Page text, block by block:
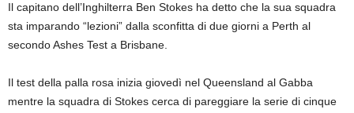
Il capitano dell’Inghilterra Ben Stokes ha detto che la sua squadra
sta imparando “lezioni” dalla sconfitta di due giorni a Perth al
secondo Ashes Test a Brisbane.
Il test della palla rosa inizia giovedì nel Queensland al Gabba
mentre la squadra di Stokes cerca di pareggiare la serie di cinque